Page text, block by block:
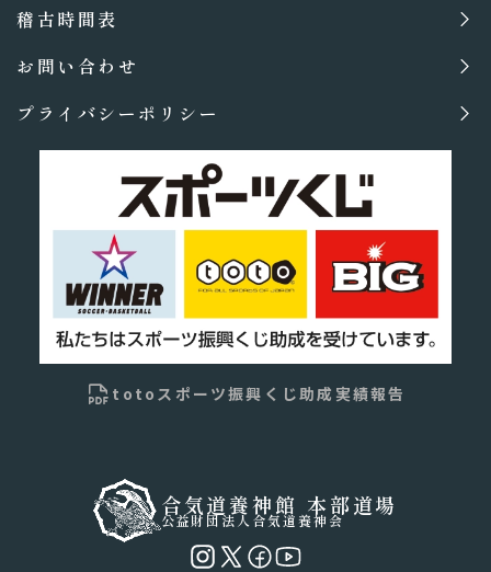
稽古時間表
お問い合わせ
プライバシーポリシー
totoスポーツ振興くじ助成実績報告
合気道養神館 本部道場
公益財団法人合気道養神会